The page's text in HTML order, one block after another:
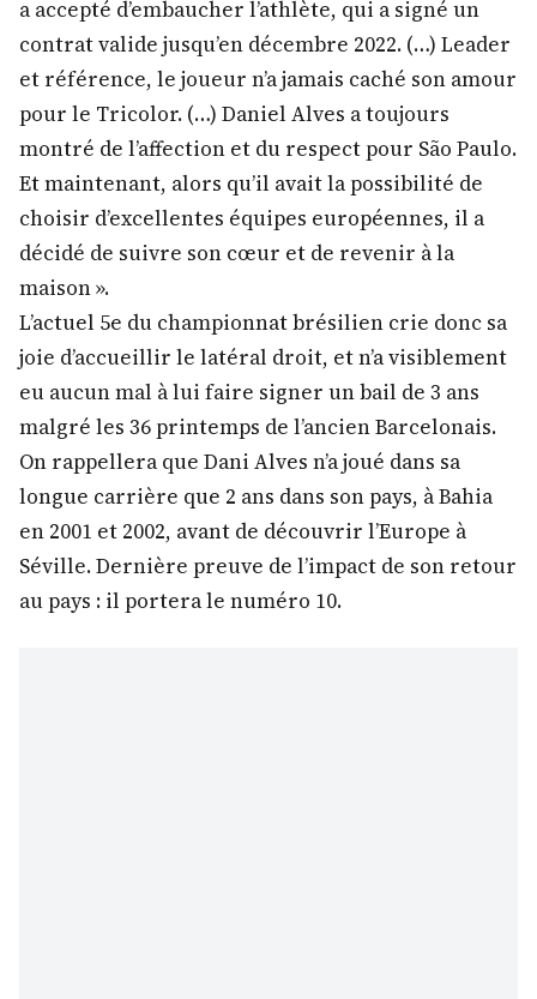
a accepté d’embaucher l’athlète, qui a signé un
contrat valide jusqu’en décembre 2022. (…) Leader
et référence, le joueur n’a jamais caché son amour
pour le Tricolor. (…) Daniel Alves a toujours
montré de l’affection et du respect pour São Paulo.
Et maintenant, alors qu’il avait la possibilité de
choisir d’excellentes équipes européennes, il a
décidé de suivre son cœur et de revenir à la
maison ».
L’actuel 5e du championnat brésilien crie donc sa
joie d’accueillir le latéral droit, et n’a visiblement
eu aucun mal à lui faire signer un bail de 3 ans
malgré les 36 printemps de l’ancien Barcelonais.
On rappellera que Dani Alves n’a joué dans sa
longue carrière que 2 ans dans son pays, à Bahia
en 2001 et 2002, avant de découvrir l’Europe à
Séville. Dernière preuve de l’impact de son retour
au pays : il portera le numéro 10.